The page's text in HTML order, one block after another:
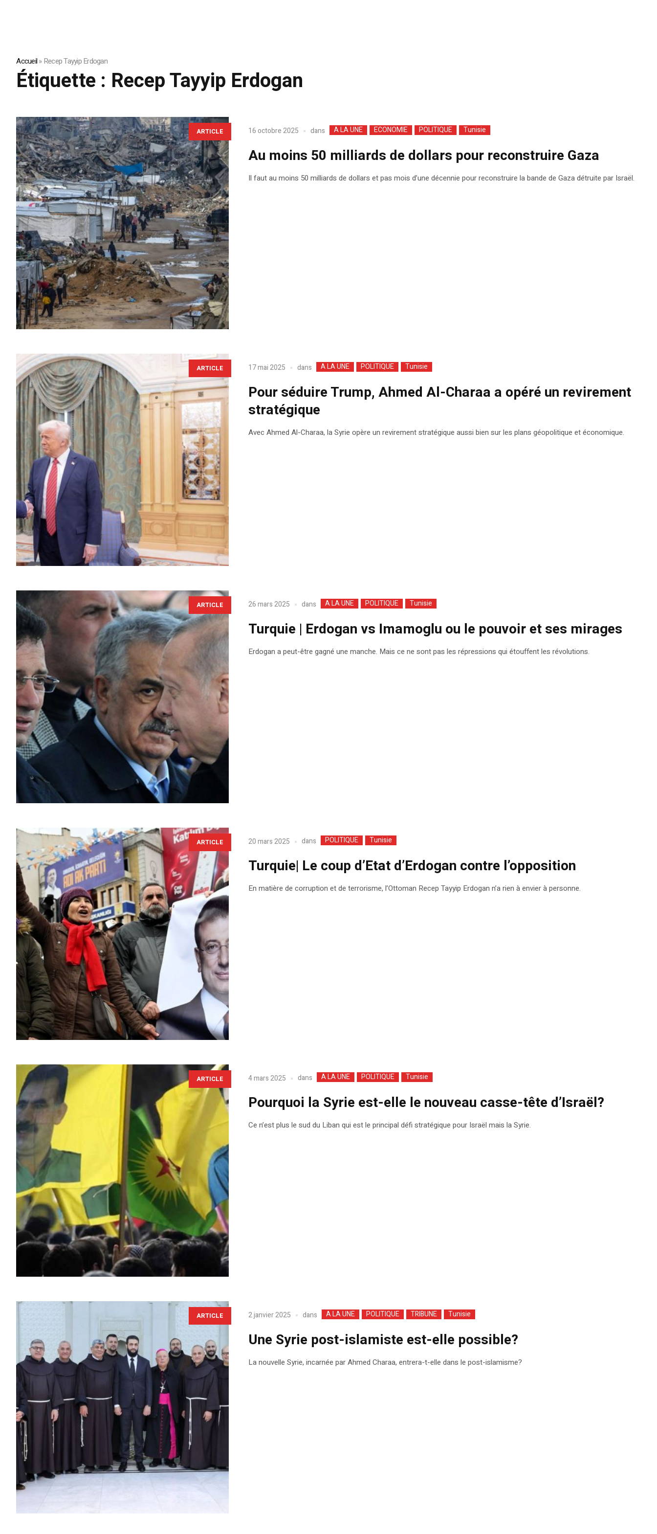
Accueil»Recep Tayyip Erdogan
Étiquette : Recep Tayyip Erdogan
ARTICLE 16 octobre 2025 dans A LA UNE ECONOMIE POLITIQUE Tunisie
Au moins 50 milliards de dollars pour reconstruire Gaza
Il faut au moins 50 milliards de dollars et pas mois d’une décennie pour reconstruire la bande de Gaza détruite par Israël.
ARTICLE 17 mai 2025 dans A LA UNE POLITIQUE Tunisie
Pour séduire Trump, Ahmed Al-Charaa a opéré un revirement
stratégique
Avec Ahmed Al-Charaa, la Syrie opère un revirement stratégique aussi bien sur les plans géopolitique et économique.
ARTICLE 26 mars 2025 dans A LA UNE POLITIQUE Tunisie
Turquie | Erdogan vs Imamoglu ou le pouvoir et ses mirages
Erdogan a peut-être gagné une manche. Mais ce ne sont pas les répressions qui étouffent les révolutions.
ARTICLE 20 mars 2025 dans POLITIQUE Tunisie
Turquie| Le coup d’Etat d’Erdogan contre l’opposition
En matière de corruption et de terrorisme, l’Ottoman Recep Tayyip Erdogan n’a rien à envier à personne.
ARTICLE 4 mars 2025 dans A LA UNE POLITIQUE Tunisie
Pourquoi la Syrie est-elle le nouveau casse-tête d’Israël?
Ce n’est plus le sud du Liban qui est le principal défi stratégique pour Israël mais la Syrie.
ARTICLE 2 janvier 2025 dans A LA UNE POLITIQUE TRIBUNE Tunisie
Une Syrie post-islamiste est-elle possible?
La nouvelle Syrie, incarnée par Ahmed Charaa, entrera-t-elle dans le post-islamisme?